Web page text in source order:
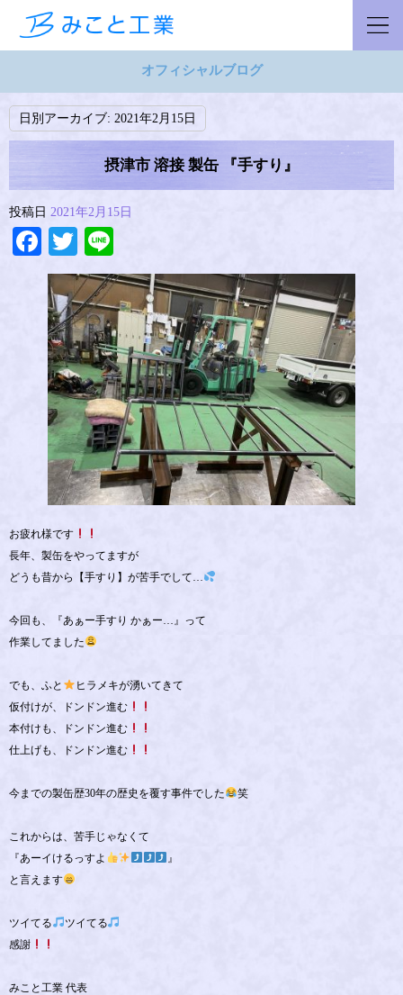
オフィシャルブログ
日別アーカイブ: 2021年2月15日
摂津市 溶接 製缶 『手すり』
投稿日 2021年2月15日
Facebook
Twitter
お疲れ様です
長年、製缶をやってますが
どうも昔から【手すり】が苦手でして…
今回も、『あぁー手すり かぁー…』って
作業してました
でも、ふと
ヒラメキが湧いてきて
仮付けが、ドンドン進む
本付けも、ドンドン進む
仕上げも、ドンドン進む
今までの製缶歴30年の歴史を覆す事件でした 笑
これからは、苦手じゃなくて
『あーイけるっすよ
』
と言えます
ツイてる
ツイてる
感謝
みこと工業 代表